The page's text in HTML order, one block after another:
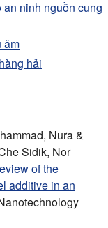
ninh nguồn cung
âm
hải
Nura &
Sidik, Nor
of the
additive in an